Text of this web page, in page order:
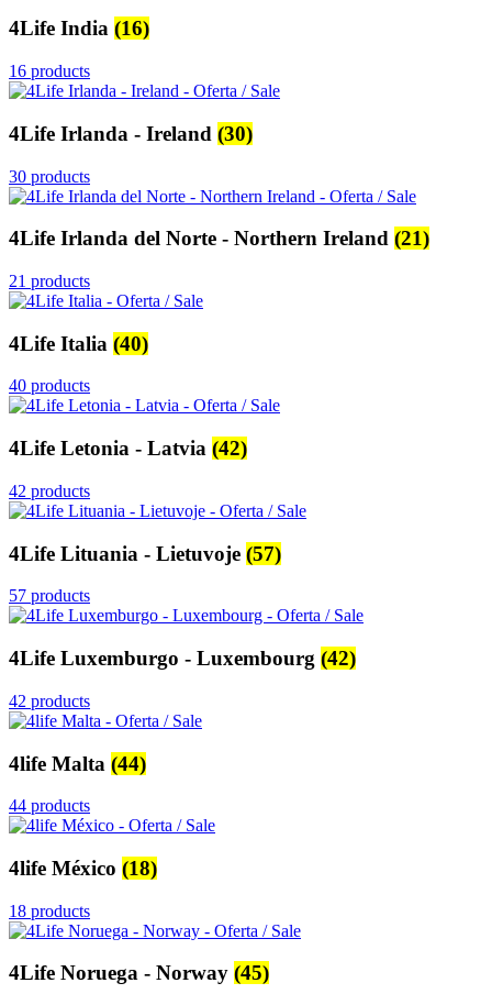
4Life India (16)
16 products
4Life Irlanda - Ireland (30)
30 products
4Life Irlanda del Norte - Northern Ireland (21)
21 products
4Life Italia (40)
40 products
4Life Letonia - Latvia (42)
42 products
4Life Lituania - Lietuvoje (57)
57 products
4Life Luxemburgo - Luxembourg (42)
42 products
4life Malta (44)
44 products
4life México (18)
18 products
4Life Noruega - Norway (45)